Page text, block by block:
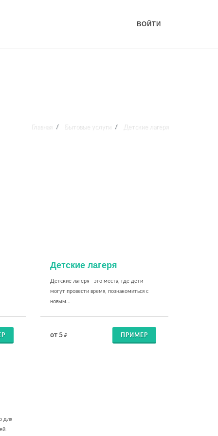
ВОЙТИ
Главная Бытовые услуги Детские лагеря
Детские лагеря
Детские лагеря - это места, где дети
могут провести время, познакомиться с
новым...
от 5₽ ПРИМЕР
для